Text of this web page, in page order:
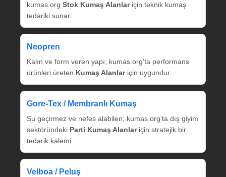
kumas.org Stok Kumaş Alanlariçin teknik kumaş
tedariki sunar.
Neopren
Kalın ve form veren yapı; kumas.org’ta performans
ürünleri üreten Kumaş Alanlariçin uygundur.
Gore‑Tex / Membranlı Kumaş
Su geçirmez ve nefes alabilen; kumas.org’ta dış giyim
sektöründeki Parti Kumaş Alanlariçin stratejik bir
tedarik kalemi.
Velboa / Peluş